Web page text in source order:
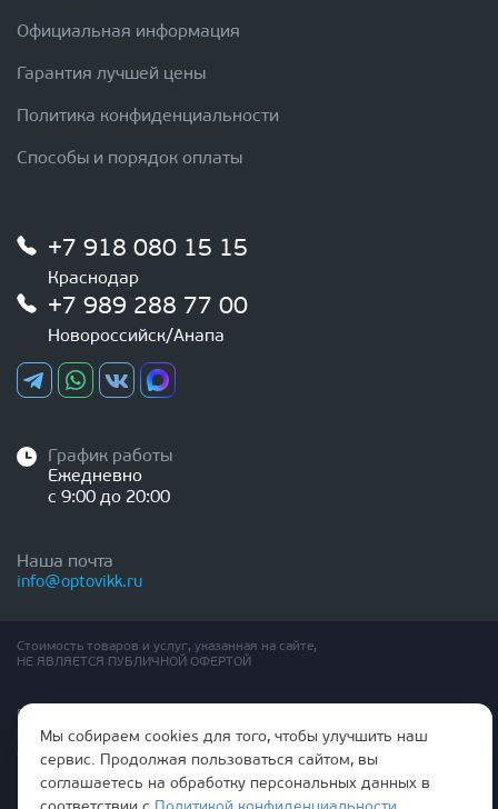
Официальная информация
Гарантия лучшей цены
Политика конфиденциальности
Способы и порядок оплаты
+7 918 080 15 15
Краснодар
+7 989 288 77 00
Новороссийск/Анапа
График работы
Ежедневно
с 9:00 до 20:00
Наша почта
info@optovikk.ru
Стоимость товаров и услуг, указанная на сайте,
НЕ ЯВЛЯЕТСЯ ПУБЛИЧНОЙ ОФЕРТОЙ
Правила эксплутации входных и межкомнатных дверей
Политика обработки персональных данных
Согласие на обработку персональных данных
Мы собираем cookies для того, чтобы улучшить наш
сервис. Продолжая пользоваться сайтом, вы
соглашаетесь на обработку персональных данных в